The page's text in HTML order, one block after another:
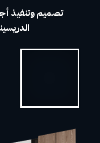
تصميم وتنفيذ
الدريسينج،